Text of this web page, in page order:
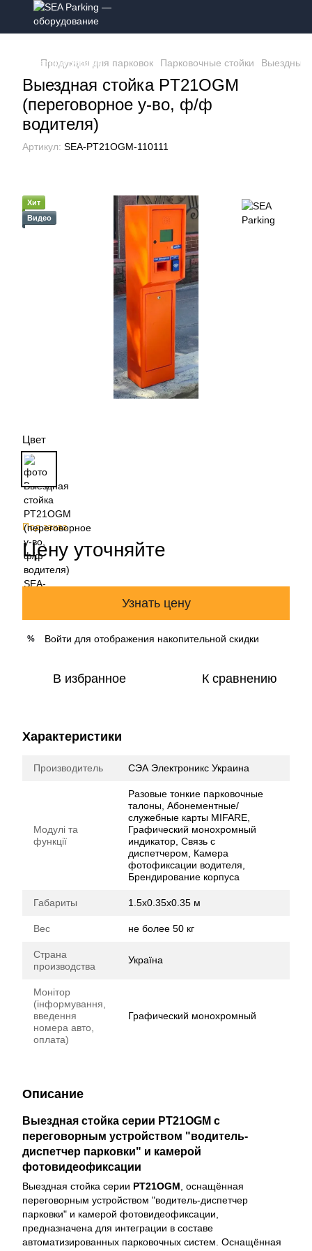
Продукция для парковок Парковочные стойки Выездные
Выездная стойка РT21OGM
(переговорное у-во, ф/ф
водителя)
Артикул: SEA-PT21OGM-110111
Хит
Видео
Цвет
Под заказ
Цену уточняйте
Узнать цену
% Войти для отображения накопительной скидки
В избранное К сравнению
Характеристики
Производитель СЭА Электроникс Украина
Модулі та
функції
Разовые тонкие парковочные
талоны, Абонементные/
служебные карты MIFARE,
Графический монохромный
индикатор, Связь с
диспетчером, Камера
фотофиксации водителя,
Брендирование корпуса
Габариты 1.5х0.35x0.35 м
Вес не более 50 кг
Страна
производства
Україна
Монітор
(інформування,
введення
номера авто,
оплата)
Графический монохромный
Описание
Выездная стойка серии PT21OGM с
переговорным устройством "водитель-
диспетчер парковки" и камерой
фотовидеофиксации
Выездная стойка серии PT21OGM , оснащённая
переговорным устройством "водитель-диспетчер
парковки" и камерой фотовидеофиксации,
предназначена для интеграции в составе
автоматизированных парковочных систем. Оснащённая